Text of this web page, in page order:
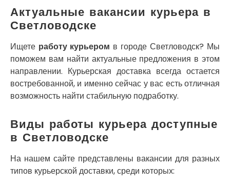
Актуальные вакансии курьера в
Светловодске
Ищете работу курьером в городе Светловодск? Мы
поможем вам найти актуальные предложения в этом
направлении. Курьерская доставка всегда остается
востребованной, и именно сейчас у вас есть отличная
возможность найти стабильную подработку.
Виды работы курьера доступные
в Светловодске
На нашем сайте представлены вакансии для разных
типов курьерской доставки, среди которых:
Крыховцы
Крюковщина
Крыжановка
Ладыжин
Лесники
Лиманка
Лозовая
Лубны
Луцк
Львов
Малин
Миргород
Авангард